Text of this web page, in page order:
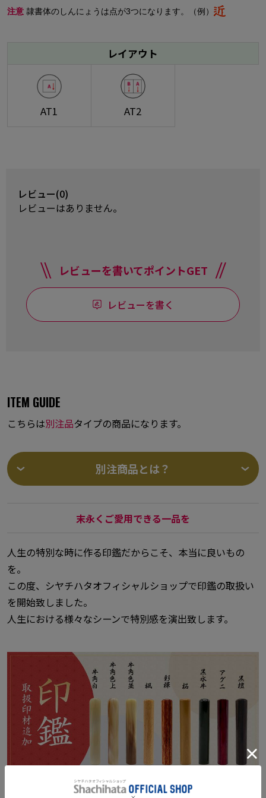
注意隷書体のしんにょうは点が3つになります。（例）
レイアウト
AT1 AT2
レビュー(0)
レビューはありません。
レビューを書いてポイントGET
レビューを書く
ITEM GUIDE
こちらは別注品タイプの商品になります。
別注商品とは？
末永くご愛用できる一品を
人生の特別な時に作る印鑑だからこそ、本当に良いもの
を。
この度、シヤチハタオフィシャルショップで印鑑の取扱い
を開始致しました。
人生における様々なシーンで特別感を演出致します。